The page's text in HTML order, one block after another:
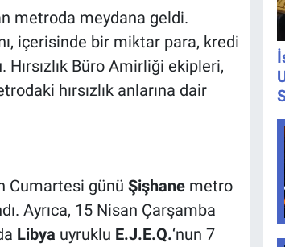
metroda meydana geldi.
içerisinde bir miktar para, kredi
Büro Amirliği ekipleri,
hırsızlık anlarına dair
Cumartesi günü Şişhanemetro
Ayrıca, 15 Nisan Çarşamba
Libya uyruklu E.J.E.Q.‘nun 7